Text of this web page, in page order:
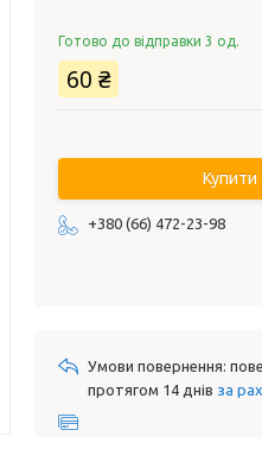
Готово до відправки 3 од.
60 ₴
Купити
+380 (66) 472-23-98
протягом 14 днів за